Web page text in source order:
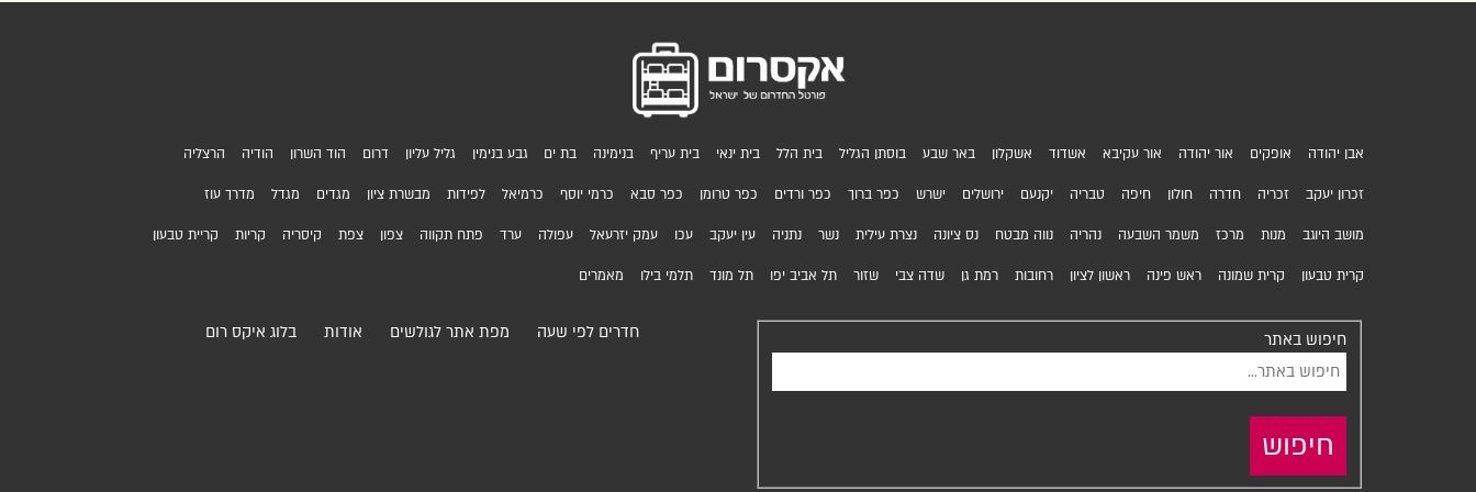
אבן יהודה אופקים אור יהודה אור עקיבא אשדוד אשקלון באר שבע בוסתן הגליל בית הלל בית ינאי בית עריף בנימינה בת ים גבע בנימין גליל עליון דרום הוד השרון הודיה הרצליה
זכרון יעקב זכריה חדרה חולון חיפה טבריה יקנעם ירושלים ישרש כפר ברוך כפר ורדים כפר טרומן כפר סבא כרמי יוסף כרמיאל לפידות מבשרת ציון מגדים מגדל מדרך עוז
מושב היוגב מנות מרכז משמר השבעה נהריה נווה מבטח נס ציונה נצרת עילית נשר נתניה עין יעקב עכו עמק יזרעאל עפולה ערד פתח תקווה צפון צפת קיסריה קריות קריית טבעון
קרית טבעון קרית שמונה ראש פינה ראשון לציון רחובות רמת גן שדה צבי שזור תל אביב יפו תל מונד תלמי בילו מאמרים
חיפוש באתר
חיפוש
חדרים לפי שעה מפת אתר לגולשים אודות בלוג איקס רום